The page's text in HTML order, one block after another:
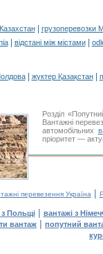
|
грузоперевозки
| відстані між містами|
| жүктер Қазақстан|
Розділ
Вантажні
автомобільних
пріоритет —
перевезення Україна |
з Польщі| вантажі з
вантаж | попутний